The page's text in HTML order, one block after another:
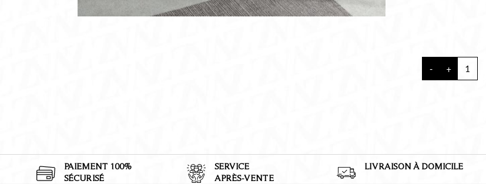
-
BLACK
+
PAIEMENT 100%
SÉCURISÉ
SERVICE
APRÈS-VENTE
LIVRAISON À DOMICILE